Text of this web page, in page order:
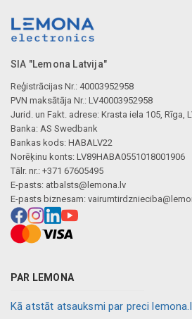
SIA "Lemona Latvija"
Reģistrācijas Nr.: 40003952958
PVN maksātāja Nr.: LV40003952958
Jurid. un Fakt. adrese: Krasta iela 105, Rīga,
Banka: AS Swedbank
Bankas kods: HABALV22
Norēķinu konts: LV89HABA0551018001906
Tālr. nr.: +371 67605495
E-pasts: atbalsts@lemona.lv
E-pasts biznesam:
PAR LEMONA
Kā atstāt atsauksmi par preci